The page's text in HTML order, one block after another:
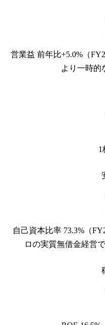
営業益 前年比+5.0%（
より一時的
1
自己資本比率 73.3%（
ロの実質無借金経営